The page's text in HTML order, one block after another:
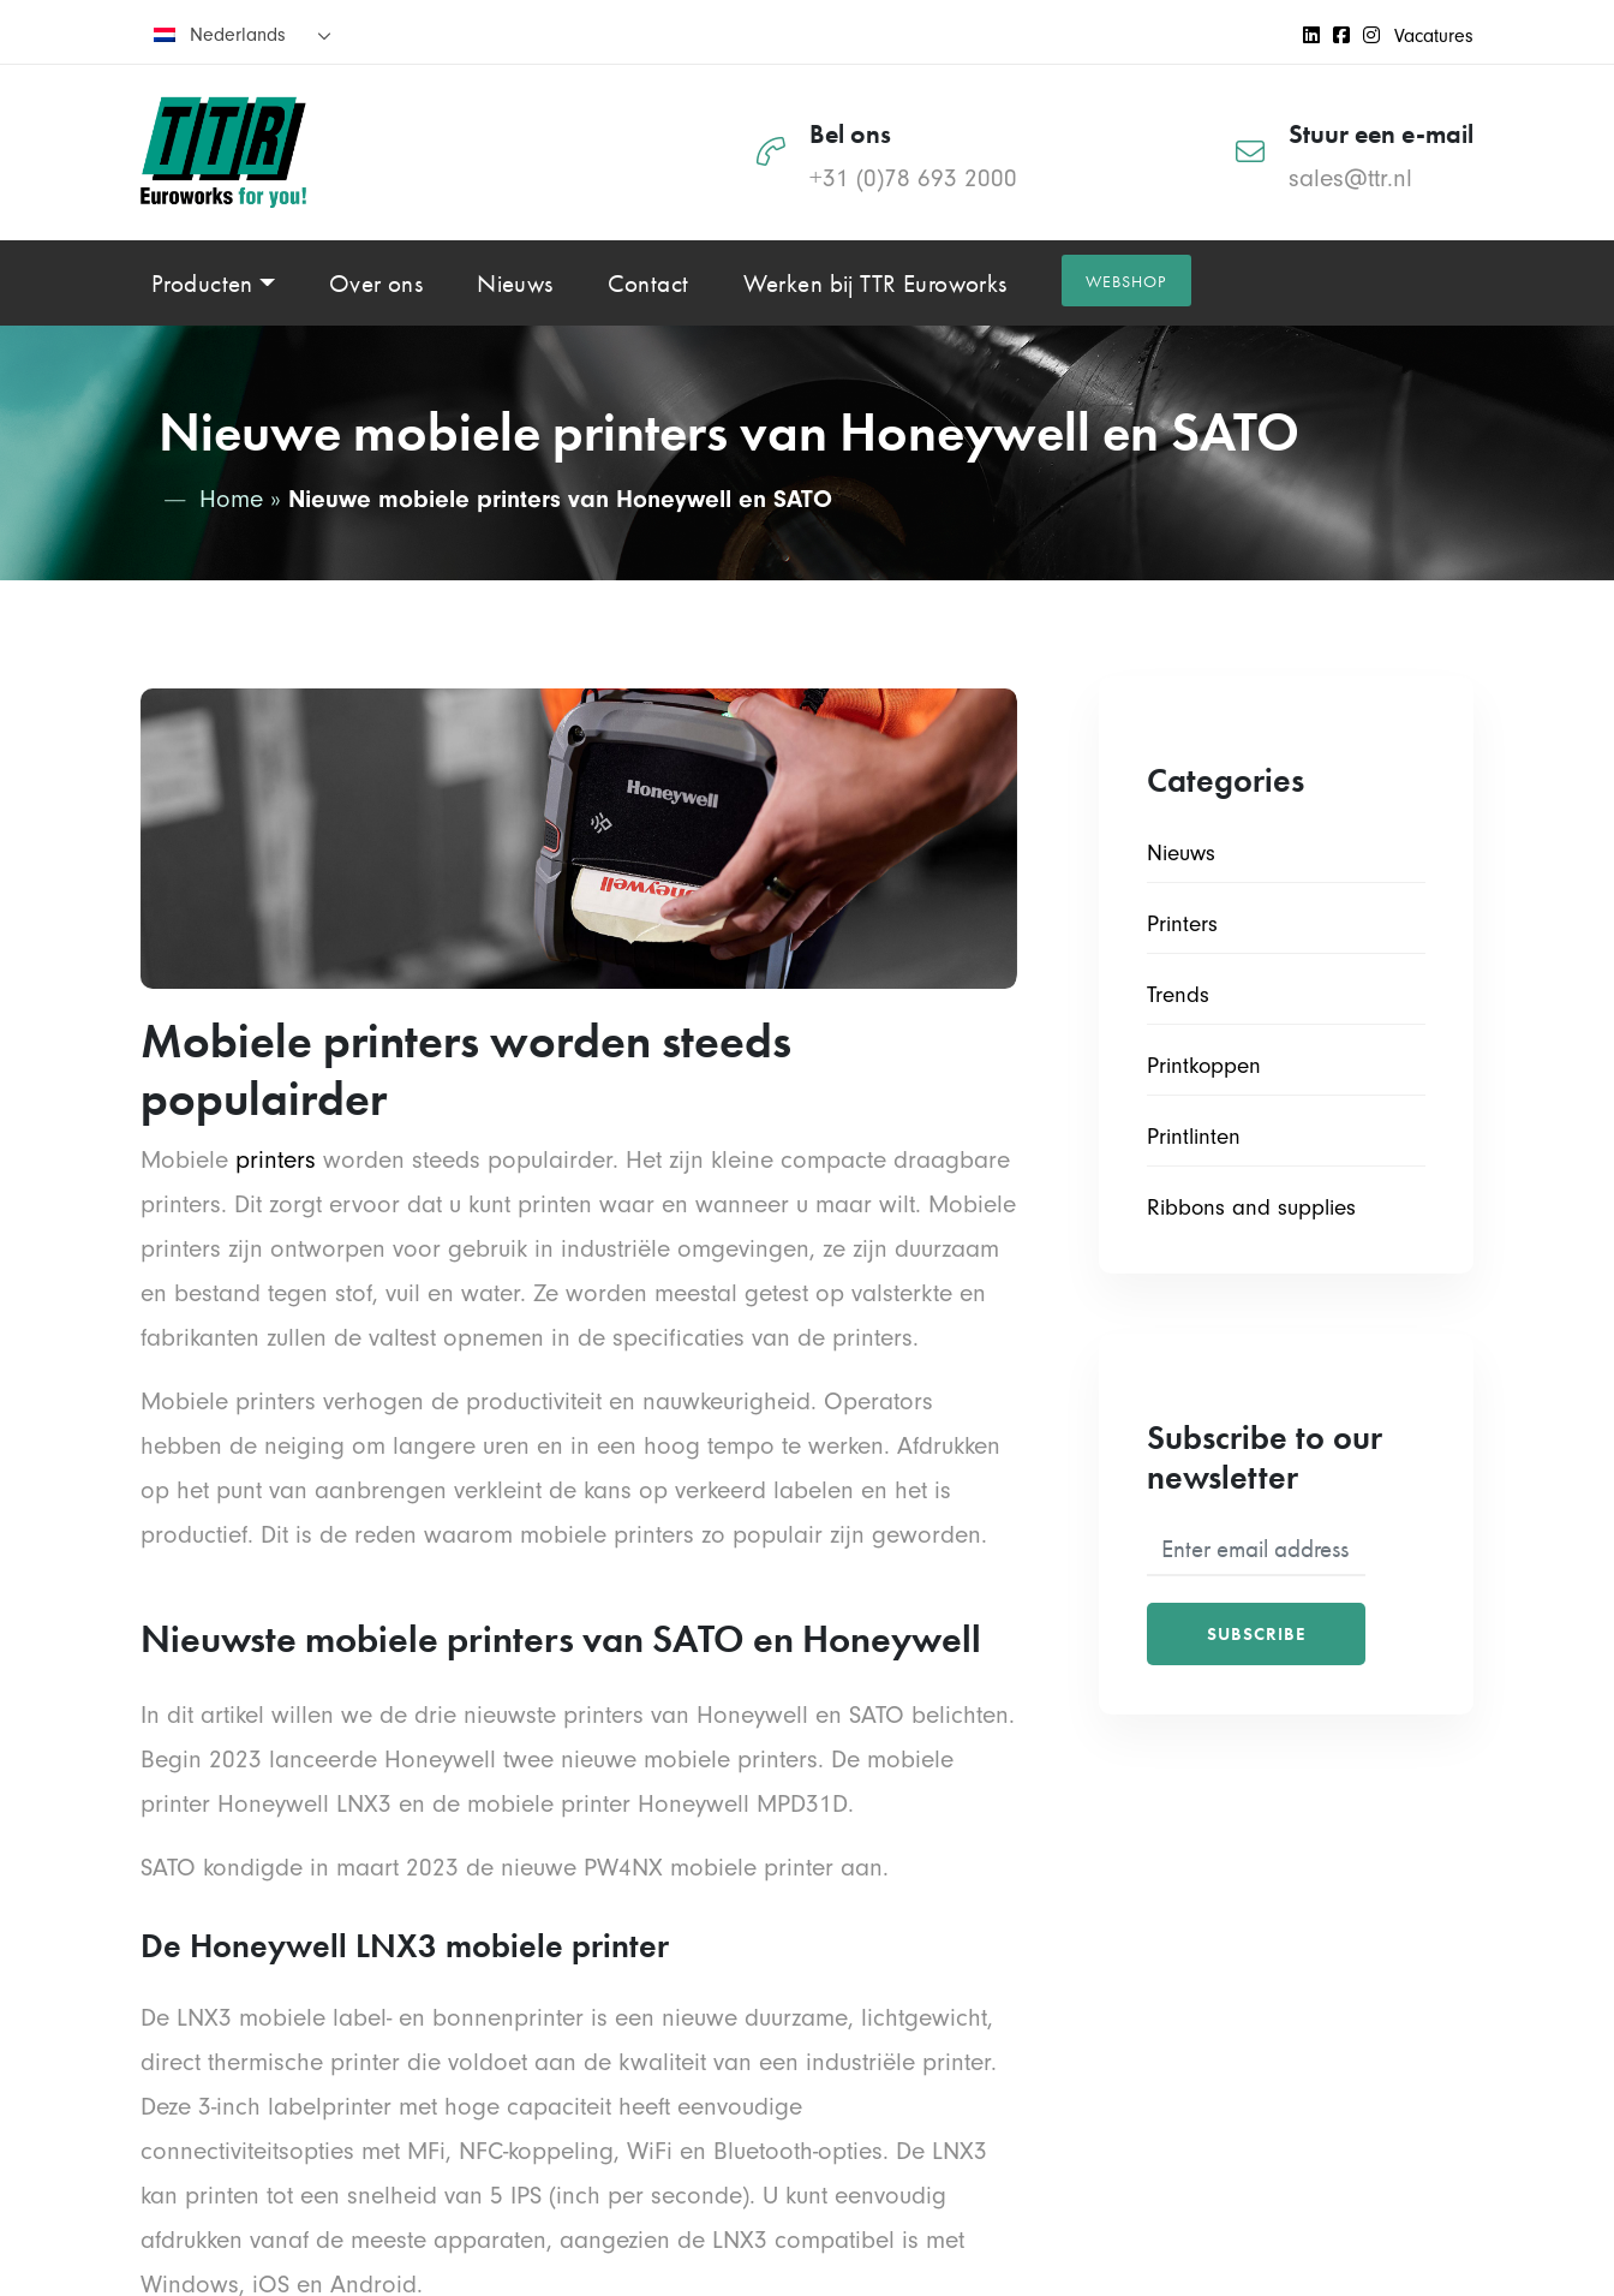
Nederlands Vacatures
Bel ons
+31 (0)78 693 2000
Stuur een e-mail
sales@ttr.nl
Producten Over ons Nieuws Contact Werken bij TTR Euroworks WEBSHOP
Nieuwe mobiele printers van Honeywell en SATO
Home » Nieuwe mobiele printers van Honeywell en SATO
Mobiele printers worden steeds
populairder
Mobiele printers worden steeds populairder. Het zijn kleine compacte draagbare
printers. Dit zorgt ervoor dat u kunt printen waar en wanneer u maar wilt. Mobiele
printers zijn ontworpen voor gebruik in industriële omgevingen, ze zijn duurzaam
en bestand tegen stof, vuil en water. Ze worden meestal getest op valsterkte en
fabrikanten zullen de valtest opnemen in de specificaties van de printers.
Mobiele printers verhogen de productiviteit en nauwkeurigheid. Operators
hebben de neiging om langere uren en in een hoog tempo te werken. Afdrukken
op het punt van aanbrengen verkleint de kans op verkeerd labelen en het is
productief. Dit is de reden waarom mobiele printers zo populair zijn geworden.
Nieuwste mobiele printers van SATO en Honeywell
In dit artikel willen we de drie nieuwste printers van Honeywell en SATO belichten.
Begin 2023 lanceerde Honeywell twee nieuwe mobiele printers. De mobiele
printer Honeywell LNX3 en de mobiele printer Honeywell MPD31D.
SATO kondigde in maart 2023 de nieuwe PW4NX mobiele printer aan.
De Honeywell LNX3 mobiele printer
De LNX3 mobiele label- en bonnenprinter is een nieuwe duurzame, lichtgewicht,
direct thermische printer die voldoet aan de kwaliteit van een industriële printer.
Deze 3-inch labelprinter met hoge capaciteit heeft eenvoudige
connectiviteitsopties met MFi, NFC-koppeling, WiFi en Bluetooth-opties. De LNX3
kan printen tot een snelheid van 5 IPS (inch per seconde). U kunt eenvoudig
afdrukken vanaf de meeste apparaten, aangezien de LNX3 compatibel is met
Windows, iOS en Android.
Categories
Nieuws
Printers
Trends
Printkoppen
Printlinten
Ribbons and supplies
Subscribe to our
newsletter
SUBSCRIBE